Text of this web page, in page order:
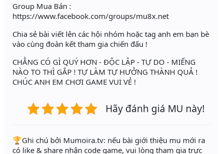
Group Mua Bán :
https://www.facebook.com/groups/mu8x.net
Chia sẻ bài viết lên các hội nhóm hoặc tag anh em bạn bè
vào cùng đoàn kết tham gia chiến đấu !
CHẲNG CÓ GÌ QUÝ HƠN - ĐỘC LẬP - TỰ DO - MIẾNG
NÀO TO THÌ GẮP ! TỰ LÀM TỰ HƯỞNG THÀNH QUẢ !
CHÚC ANH EM CHƠI GAME VUI VẺ !
Hãy đánh giá MU này!
️🏆Ghi chú bởi Mumoira.tv: nếu bài giới thiệu mu mới ra
có like & share nhận code game, vui lòng tham gia trực